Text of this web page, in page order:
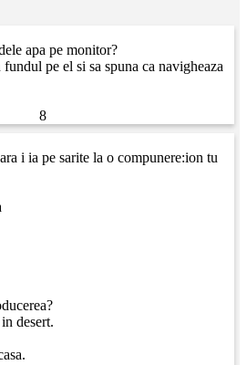
apa pe monitor?
fundul pe el si sa spuna ca navigheaza
8
i ia pe sarite la o compunere:ion tu
desert.